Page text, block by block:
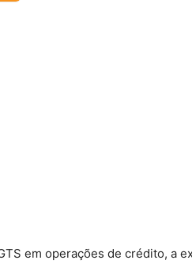
em operações de crédito, a